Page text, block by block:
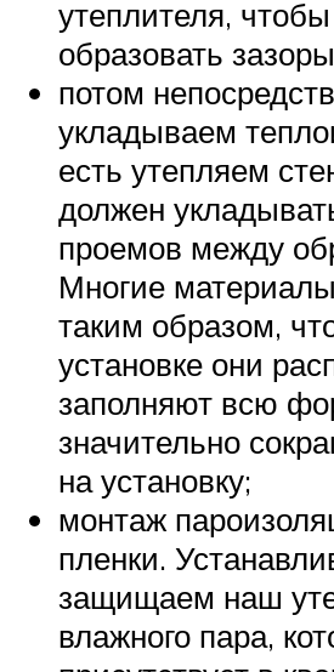
утеплителя,
образовать
потом
укладываем
есть утепляем
должен
проемов между
Многие
таким образом,
установке они
заполняют всю
значительно
на установку;
монтаж
пленки.
защищаем наш
влажного пара,